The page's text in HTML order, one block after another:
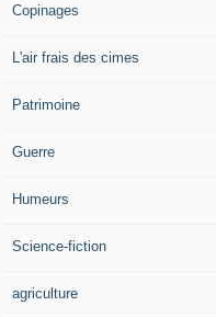
Copinages
L'air frais des cimes
Patrimoine
Guerre
Humeurs
Science-fiction
agriculture